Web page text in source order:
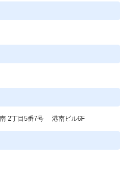
2丁目5番7号 港南ビル6F